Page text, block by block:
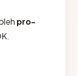
pro-